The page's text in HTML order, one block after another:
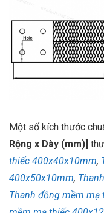
Một số kích thước
Rộng x Dày (mm)]
thiếc 400x40x10mm,
400x50x10mm,
Thanh đồng mềm